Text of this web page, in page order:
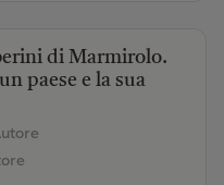
di Marmirolo.
paese e la sua